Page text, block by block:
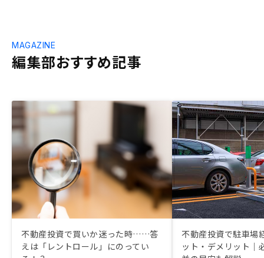
編集部おすすめ記事
MAGAZINE
不動産投資で買いか迷った時……答
えは「レントロール」にのってい
不動産投資で駐車場
ット・デメリット｜